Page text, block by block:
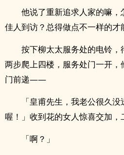
他说了重新追求人家的嘛
佳人到访？总得做点不一样的才
按下柳太太服务处的电铃
两步爬上四楼，服务处门一开
门前递——
「皇甫先生，我老公很久
喔！」收到花的女人惊喜交加，
「啊？」